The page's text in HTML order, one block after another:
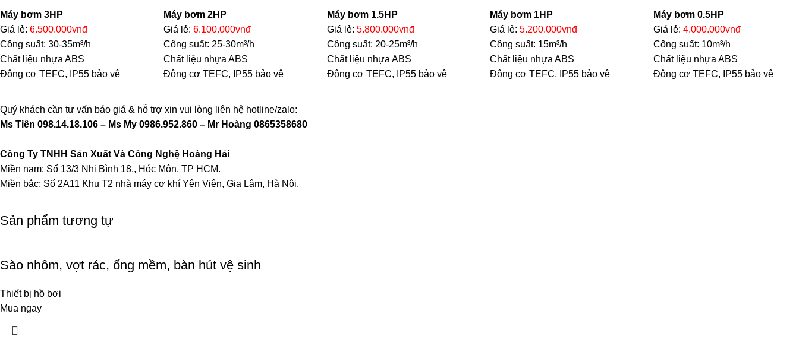
Máy bơm 3HP
Giá lẻ: 6.500.000vnđ
Công suất: 30-35m³/h
Chất liệu nhựa ABS
Động cơ TEFC, IP55 bảo vệ
Máy bơm 2HP
Giá lẻ: 6.100.000vnđ
Công suất: 25-30m³/h
Chất liệu nhựa ABS
Động cơ TEFC, IP55 bảo vệ
Máy bơm 1.5HP
Giá lẻ: 5.800.000vnđ
Công suất: 20-25m³/h
Chất liệu nhựa ABS
Động cơ TEFC, IP55 bảo vệ
Máy bơm 1HP
Giá lẻ:5.200.000vnđ
Công suất: 15m³/h
Chất liệu nhựa ABS
Động cơ TEFC, IP55 bảo vệ
Máy bơm 0.5HP
Giá lẻ:4.000.000vnđ
Công suất: 10m³/h
Chất liệu nhựa ABS
Động cơ TEFC, IP55 bảo vệ
Quý khách cần tư vấn báo giá & hỗ trợ xin vui lòng liên hệ hotline/zalo:
Ms Tiên 098.14.18.106 – Ms My 0986.952.860 – Mr Hoàng 0865358680
Công Ty TNHH Sản Xuất Và Công Nghệ Hoàng Hải
Miền nam: Số 13/3 Nhị Bình 18,, Hóc Môn, TP HCM.
Miền bắc: Số 2A11 Khu T2 nhà máy cơ khí Yên Viên, Gia Lâm, Hà Nội.
Sản phẩm tương tự
Sào nhôm, vợt rác, ống mềm, bàn hút vệ sinh
Thiết bị hồ bơi
Mua ngay